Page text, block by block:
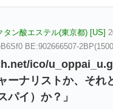
タン酸エステル(東京都) [US]
BE:902666507-
ico/
ーナリストか、それ
パイ）か？」